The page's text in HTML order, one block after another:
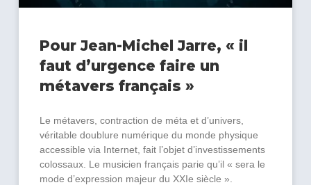
Pour Jean-Michel Jarre, « il
faut d’urgence faire un
métavers français »
Le métavers, contraction de méta et d’univers,
véritable doublure numérique du monde physique
accessible via Internet, fait l’objet d’investissements
colossaux. Le musicien français parie qu’il « sera le
mode d’expression majeur du XXIe siècle ».